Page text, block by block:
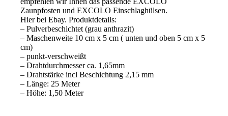
Zaunpfosten und EXCOLO Einschlaghülsen.
Hier bei Ebay. Produktdetails:
– Pulverbeschichtet (grau anthrazit)
– Maschenweite 10 cm x 5 cm ( unten und oben 5 cm x 5
cm)
– punkt-verschweißt
– Drahtdurchmesser ca. 1,65mm
–Drahtstärke incl Beschichtung 2,15 mm
– Länge: 25 Meter
– Höhe: 1,50 Meter